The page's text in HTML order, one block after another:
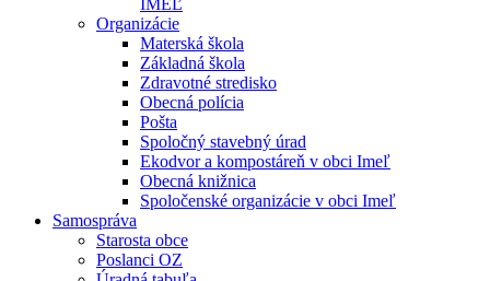
IMEĽ
Organizácie
Materská škola
Základná škola
Zdravotné stredisko
Obecná polícia
Pošta
Spoločný stavebný úrad
Ekodvor a kompostáreň v obci Imeľ
Obecná knižnica
Spoločenské organizácie v obci Imeľ
Samospráva
Starosta obce
Poslanci OZ